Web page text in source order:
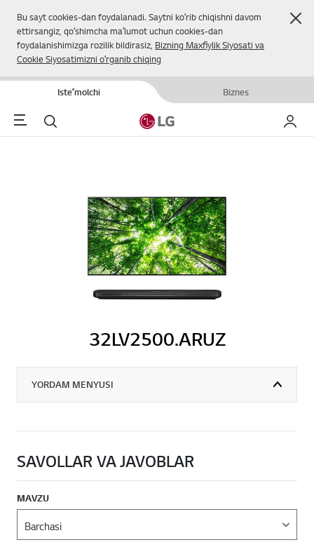
Bu sayt cookies-dan foydalanadi. Saytni koʻrib chiqishni davom
ettirsangiz, qoʻshimcha maʼlumot uchun cookies-dan
foydalanishimizga rozilik bildirasiz, Bizning Maxfiylik Siyosati va
Cookie Siyosatimizni oʻrganib chiqing
Isteʼmolchi Biznes
Menu Qidirish
32LV2500.ARUZ
YORDAM MENYUSI
SAVOLLAR VA JAVOBLAR
MAVZU